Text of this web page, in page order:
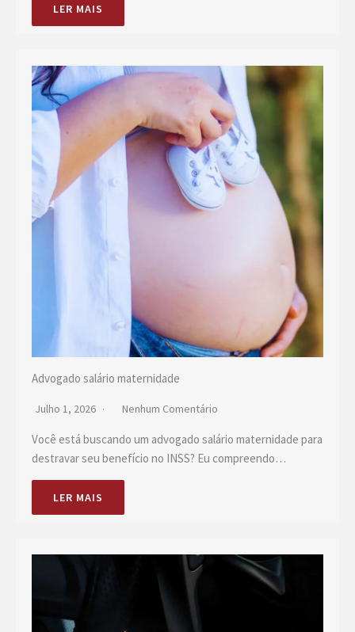
LER MAIS
Advogado salário maternidade
Julho 1, 2026 Nenhum Comentário
Você está buscando um advogado salário maternidade para
destravar seu benefício no INSS? Eu compreendo…
LER MAIS